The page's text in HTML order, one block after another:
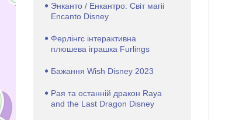
Энканто / Енкантро: Світ магіі
Encanto Disney
Ферлінгс інтерактивна
плюшева іграшка Furlings
Бажання Wish Disney 2023
Рая та останній дракон Raya
and the Last Dragon Disney